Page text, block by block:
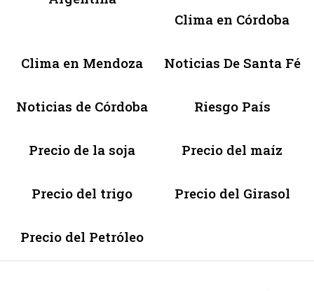
Clima en Córdoba
Clima en Mendoza Noticias De Santa Fé
Noticias de Córdoba Riesgo País
Precio de la soja Precio del maíz
Precio del trigo Precio del Girasol
Precio del Petróleo